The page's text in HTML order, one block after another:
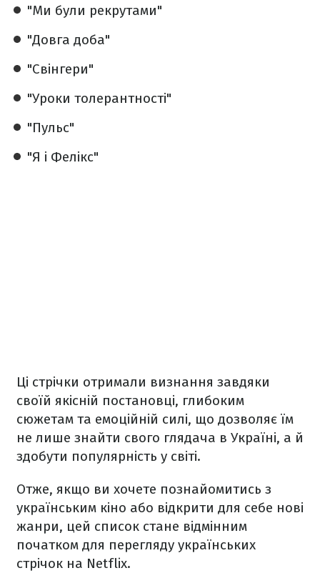
"Ми були рекрутами"
"Довга доба"
"Свінгери"
"Уроки толерантності"
"Пульс"
"Я і Фелікс"
Ці стрічки отримали визнання завдяки
своїй якісній постановці, глибоким
сюжетам та емоційній силі, що дозволяє їм
не лише знайти свого глядача в Україні, а й
здобути популярність у світі.
Отже, якщо ви хочете познайомитись з
українським кіно або відкрити для себе нові
жанри, цей список стане відмінним
початком для перегляду українських
стрічок на Netflix.